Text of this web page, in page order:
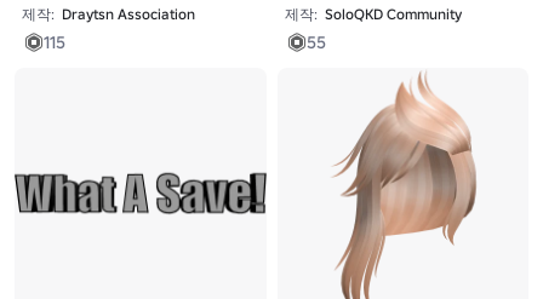
제작: Draytsn Association
115
제작: SoloQKD Community
55